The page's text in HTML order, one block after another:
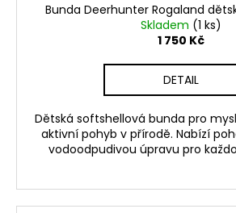
Bunda Deerhunter Rogaland
Skladem (1 ks)
1 750 Kč
DETAIL
Dětská softshellová bunda pro
aktivní pohyb v přírodě. Nabízí
vodoodpudivou úpravu pro